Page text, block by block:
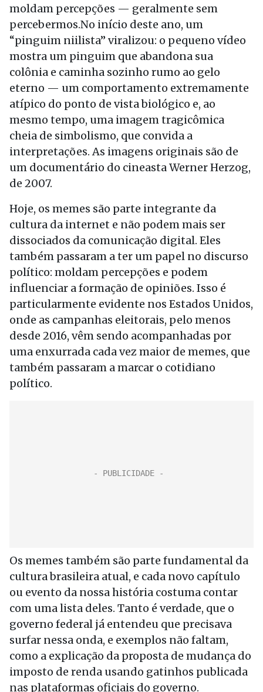
moldam percepções — geralmente sem
percebermos.No início deste ano, um
“pinguim niilista” viralizou: o pequeno vídeo
mostra um pinguim que abandona sua
colônia e caminha sozinho rumo ao gelo
eterno — um comportamento extremamente
atípico do ponto de vista biológico e, ao
mesmo tempo, uma imagem tragicômica
cheia de simbolismo, que convida a
interpretações. As imagens originais são de
um documentário do cineasta Werner Herzog,
de 2007.
Hoje, os memes são parte integrante da
cultura da internet e não podem mais ser
dissociados da comunicação digital. Eles
também passaram a ter um papel no discurso
político: moldam percepções e podem
influenciar a formação de opiniões. Isso é
particularmente evidente nos Estados Unidos,
onde as campanhas eleitorais, pelo menos
desde 2016, vêm sendo acompanhadas por
uma enxurrada cada vez maior de memes, que
também passaram a marcar o cotidiano
político.
Os memes também são parte fundamental da
cultura brasileira atual, e cada novo capítulo
ou evento da nossa história costuma contar
com uma lista deles. Tanto é verdade, que o
governo federal já entendeu que precisava
surfar nessa onda, e exemplos não faltam,
como a explicação da proposta de mudança do
imposto de renda usando gatinhos publicada
nas plataformas oficiais do governo.